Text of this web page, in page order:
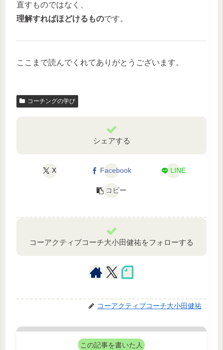
直すものではなく、
理解すればほどけるものです。
ここまで読んでくれてありがとうございます。
コーチングの学び
シェアする
X Facebook LINE
コピー
コーアクティブコーチ大小田健祐をフォローする
コーアクティブコーチ大小田健祐
この記事を書いた人